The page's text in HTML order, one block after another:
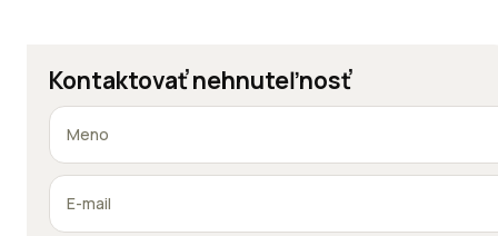
Kontaktovať nehnuteľnosť